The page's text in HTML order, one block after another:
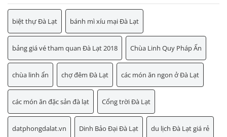
biệt thự Đà Lạt bánh mì xíu mại Đà Lạt
bảng giá vé tham quan Đà Lạt 2018 Chùa Linh Quy Pháp Ấn
chùa linh ẩn chợ đêm Đà Lạt các món ăn ngon ở Đà Lạt
các món ăn đặc sản đà lạt Cổng trời Đà Lạt
datphongdalat.vn Dinh Bảo Đại Đà Lạt du lịch Đà Lạt giá rẻ